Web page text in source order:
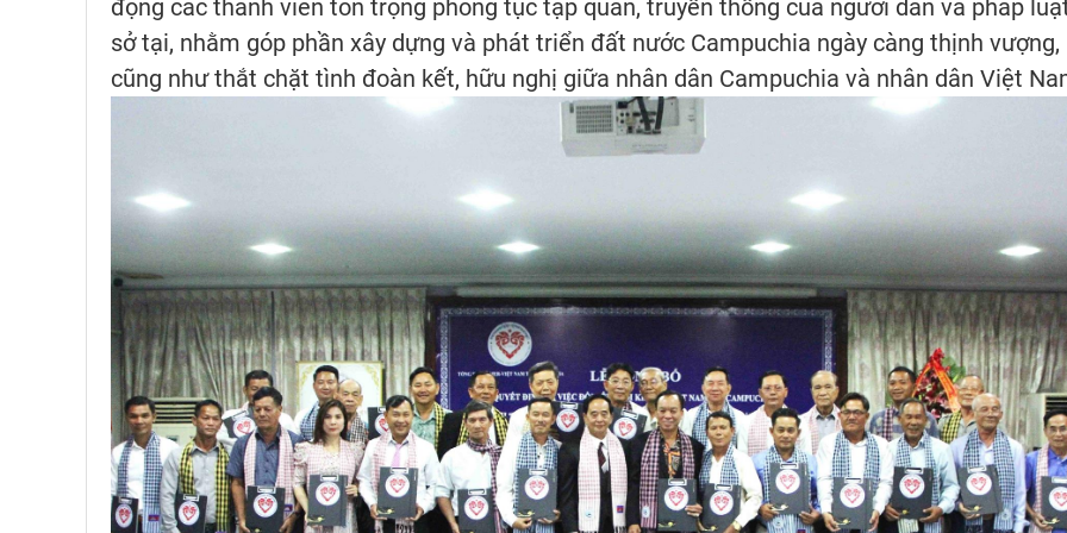
động các thành viên tôn trọng phong tục tập quán, truyền thống của người dân và pháp
sở tại, nhằm góp phần xây dựng và phát triển đất nước Campuchia ngày càng thịnh vượng,
cũng như thắt chặt tình đoàn kết, hữu nghị giữa nhân dân Campuchia và nhân dân Việt